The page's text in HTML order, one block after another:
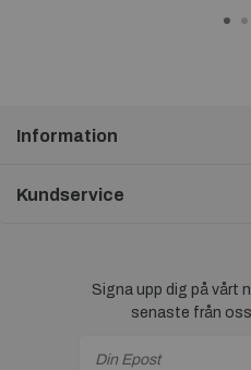
Information
Kundservice
Signa upp dig på vårt
senaste från